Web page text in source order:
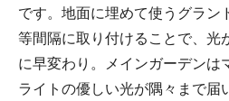
です。地面に埋めて使うグラン
等間隔に取り付けることで、光
に早変わり。メインガーデンは
ライトの優しい光が隅々まで届